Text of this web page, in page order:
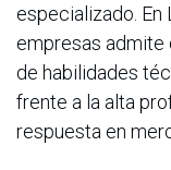
especializado. En
empresas admite
de habilidades
frente a la alta
respuesta en